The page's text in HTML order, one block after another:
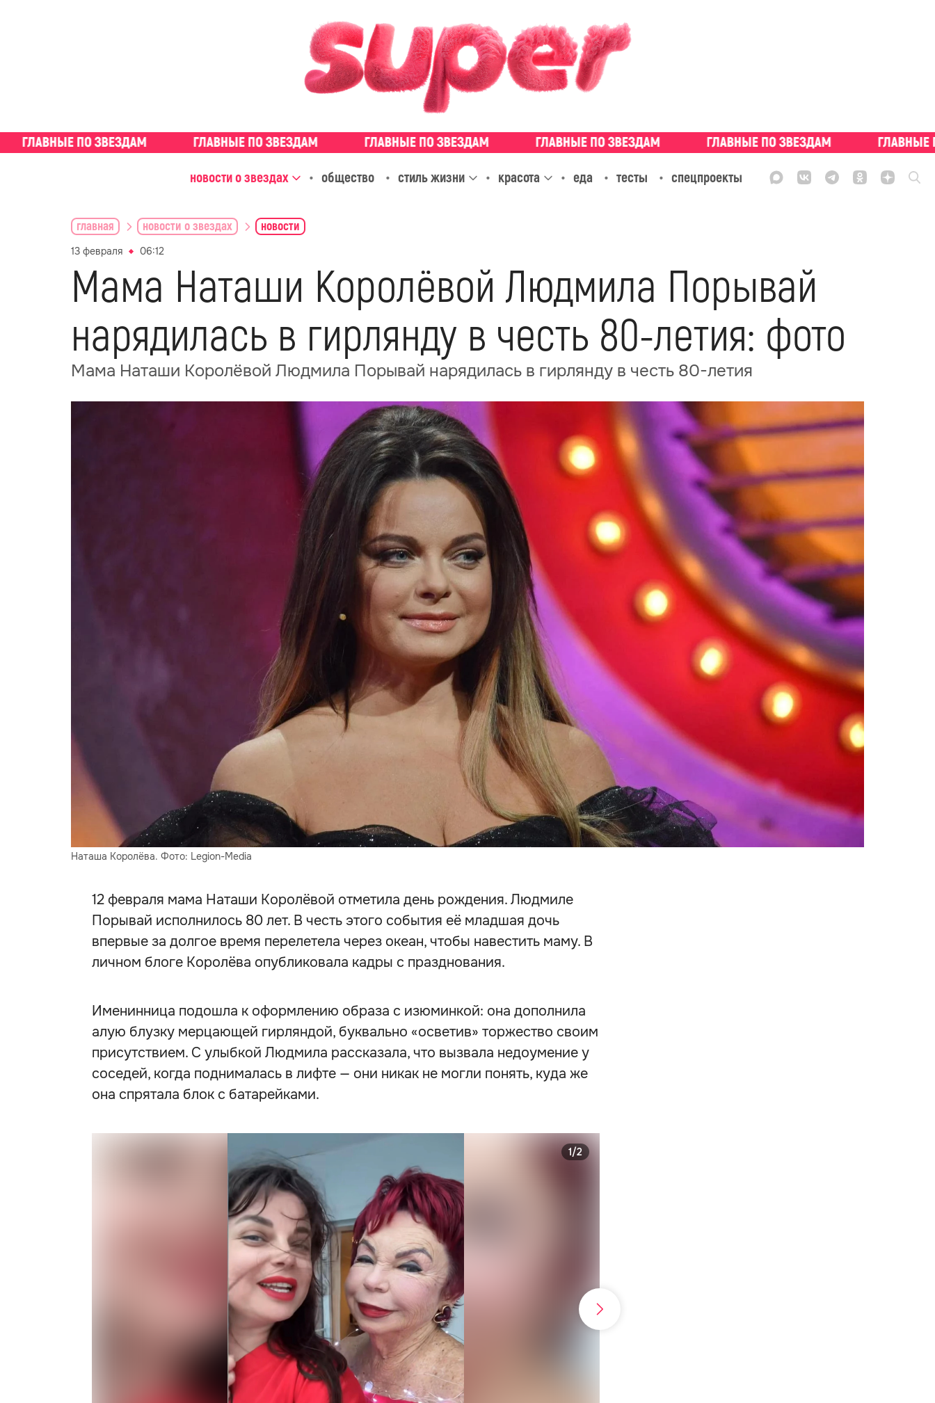
новости о звездах общество стиль жизни красота еда тесты спецпроекты
главная новости о звездах новости
13 февраля 06:12
Мама Наташи Королёвой Людмила Порывай
нарядилась в гирлянду в честь 80-летия: фото
Мама Наташи Королёвой Людмила Порывай нарядилась в гирлянду в честь 80-летия
Наташа Королёва. Фото: Legion-Media
12 февраля мама Наташи Королёвой отметила день рождения. Людмиле
Порывай исполнилось 80 лет. В честь этого события её младшая дочь
впервые за долгое время перелетела через океан, чтобы навестить маму. В
личном блоге Королёва опубликовала кадры с празднования.
Именинница подошла к оформлению образа с изюминкой: она дополнила
алую блузку мерцающей гирляндой, буквально «осветив» торжество своим
присутствием. С улыбкой Людмила рассказала, что вызвала недоумение у
соседей, когда поднималась в лифте — они никак не могли понять, куда же
она спрятала блок с батарейками.
1/2